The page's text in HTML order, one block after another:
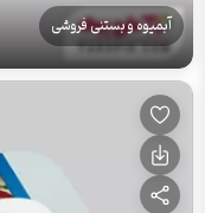
آبمیوه و بستنی فروشی